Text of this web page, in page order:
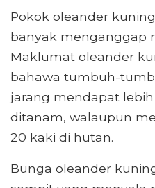
Pokok oleander
banyak menganggap
Maklumat oleander
bahawa tumbuh-
jarang mendapat lebih
ditanam, walaupun
20 kaki di hutan.
Bunga oleander